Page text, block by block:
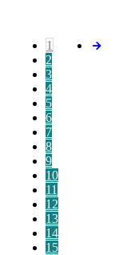
1
2
3
4
5
6
7
8
9
10
11
12
13
14
15